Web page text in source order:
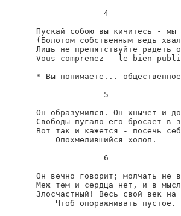
              4
Пускай собою вы кичитесь - мы
(Болотом собственным ведь
Лишь не препятствуйте радеть
Vous comprenez - le bien
* Вы понимаете...
              5
Он образумился. Он хнычет и
Свободы пугало его бросает в
Вот так и кажется - посечь
    Опохмелившийся холоп.
              6
Он вечно говорит; молчать не
Меж тем и сердца нет, и в
Злосчастный! Весь свой век на
    Чтоб опоражнивать пустое.